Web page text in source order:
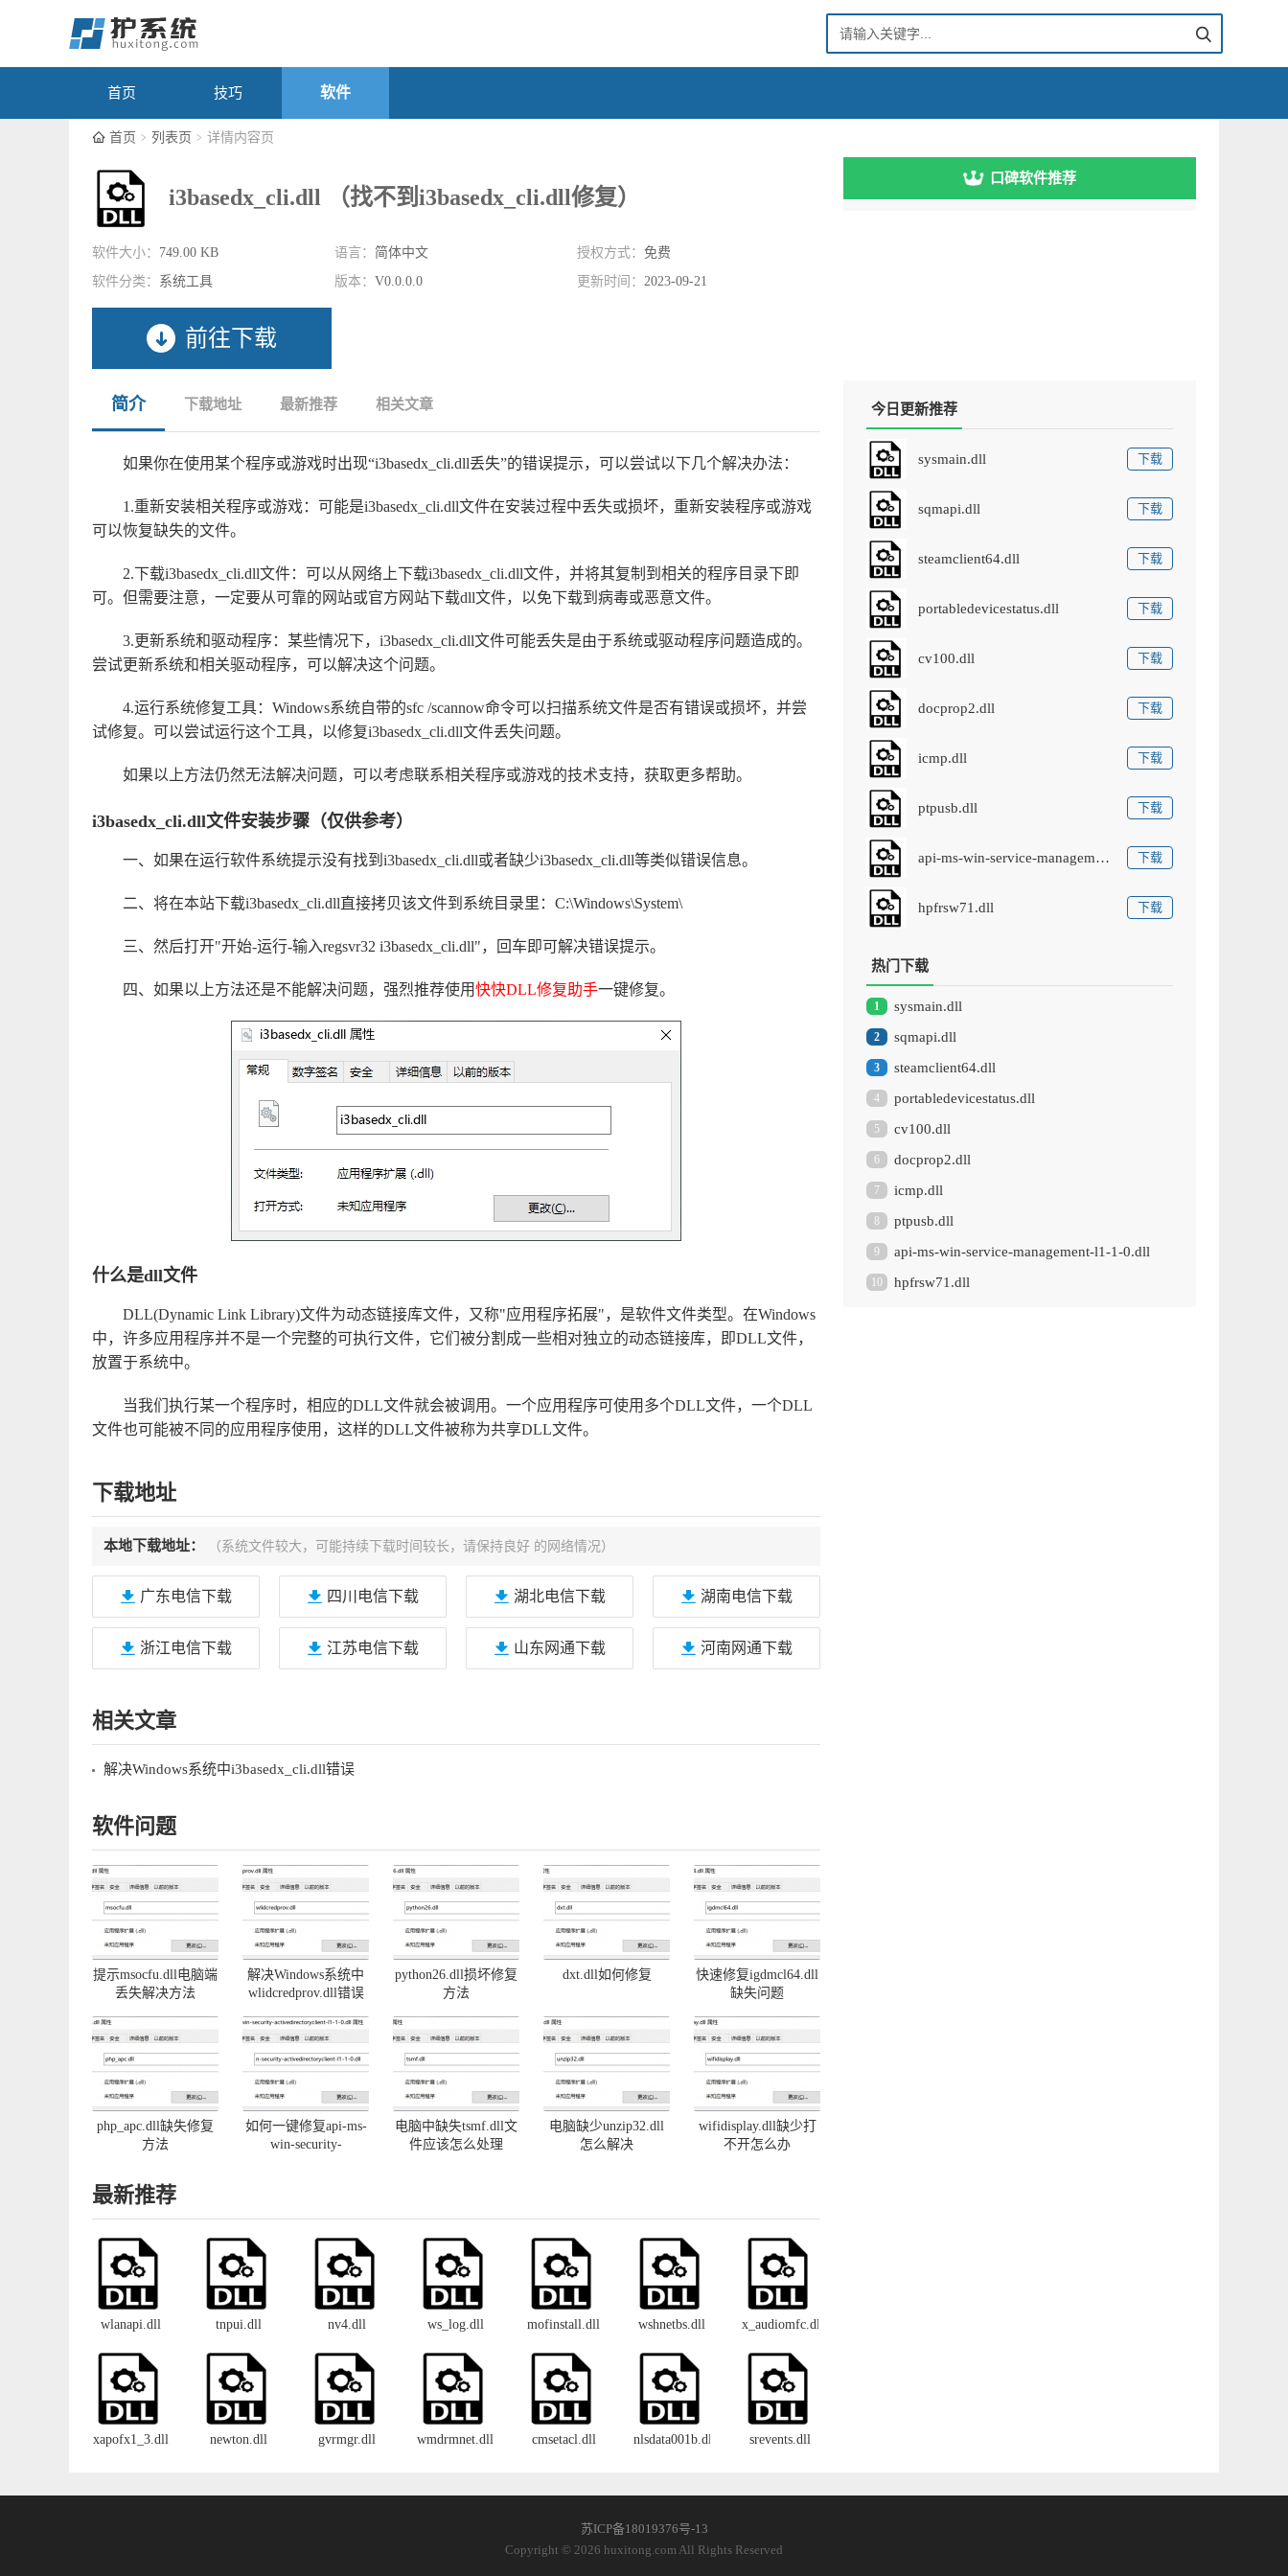
首页 技巧 软件
首页 列表页 详情内容页
i3basedx_cli.dll （找不到i3basedx_cli.dll修复）
软件大小： 749.00 KB 语言： 简体中文 授权方式： 免费
软件分类： 系统工具 版本： V0.0.0.0 更新时间： 2023-09-21
前往下载
口碑软件推荐
简介 下载地址 最新推荐 相关文章
如果你在使用某个程序或游戏时出现“i3basedx_cli.dll丢失”的错误提示，可以尝试以下几个解决办法：
1.重新安装相关程序或游戏：可能是i3basedx_cli.dll文件在安装过程中丢失或损坏，重新安装程序或游戏
可以恢复缺失的文件。
2.下载i3basedx_cli.dll文件：可以从网络上下载i3basedx_cli.dll文件，并将其复制到相关的程序目录下即
可。但需要注意，一定要从可靠的网站或官方网站下载dll文件，以免下载到病毒或恶意文件。
3.更新系统和驱动程序：某些情况下，i3basedx_cli.dll文件可能丢失是由于系统或驱动程序问题造成的。
尝试更新系统和相关驱动程序，可以解决这个问题。
4.运行系统修复工具：Windows系统自带的sfc /scannow命令可以扫描系统文件是否有错误或损坏，并尝
试修复。可以尝试运行这个工具，以修复i3basedx_cli.dll文件丢失问题。
如果以上方法仍然无法解决问题，可以考虑联系相关程序或游戏的技术支持，获取更多帮助。
i3basedx_cli.dll文件安装步骤（仅供参考）
一、如果在运行软件系统提示没有找到i3basedx_cli.dll或者缺少i3basedx_cli.dll等类似错误信息。
二、将在本站下载i3basedx_cli.dll直接拷贝该文件到系统目录里：C:\Windows\System\
三、然后打开"开始-运行-输入regsvr32 i3basedx_cli.dll"，回车即可解决错误提示。
四、如果以上方法还是不能解决问题，强烈推荐使用快快DLL修复助手一键修复。
什么是dll文件
DLL(Dynamic Link Library)文件为动态链接库文件，又称"应用程序拓展"，是软件文件类型。在Windows
中，许多应用程序并不是一个完整的可执行文件，它们被分割成一些相对独立的动态链接库，即DLL文件，
放置于系统中。
当我们执行某一个程序时，相应的DLL文件就会被调用。一个应用程序可使用多个DLL文件，一个DLL
文件也可能被不同的应用程序使用，这样的DLL文件被称为共享DLL文件。
下载地址
本地下载地址： （系统文件较大，可能持续下载时间较长，请保持良好 的网络情况）
广东电信下载 四川电信下载 湖北电信下载 湖南电信下载
浙江电信下载 江苏电信下载 山东网通下载 河南网通下载
相关文章
解决Windows系统中i3basedx_cli.dll错误
软件问题
提示msocfu.dll电脑端
丢失解决方法
解决Windows系统中
wlidcredprov.dll错误
python26.dll损坏修复
方法
dxt.dll如何修复
快速修复igdmcl64.dll
缺失问题
php_apc.dll缺失修复
方法
如何一键修复api-ms-
win-security-
电脑中缺失tsmf.dll文
件应该怎么处理
电脑缺少unzip32.dll
怎么解决
wifidisplay.dll缺少打
不开怎么办
最新推荐
wlanapi.dll tnpui.dll nv4.dll ws_log.dll mofinstall.dll wshnetbs.dll x_audiomfc.dll
xapofx1_3.dll newton.dll gvrmgr.dll wmdrmnet.dll cmsetacl.dll nlsdata001b.dll srevents.dll
今日更新推荐
sysmain.dll 下载
sqmapi.dll 下载
steamclient64.dll 下载
portabledevicestatus.dll 下载
cv100.dll 下载
docprop2.dll 下载
icmp.dll 下载
ptpusb.dll 下载
api-ms-win-service-management-l1-1-0.dll 下载
hpfrsw71.dll 下载
热门下载
1 sysmain.dll
2 sqmapi.dll
3 steamclient64.dll
4 portabledevicestatus.dll
5 cv100.dll
6 docprop2.dll
7 icmp.dll
8 ptpusb.dll
9 api-ms-win-service-management-l1-1-0.dll
10 hpfrsw71.dll
苏ICP备18019376号-13
Copyright © 2026 huxitong.com All Rights Reserved